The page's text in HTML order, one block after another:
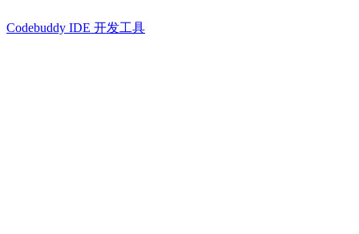
Codebuddy IDE 开发工具